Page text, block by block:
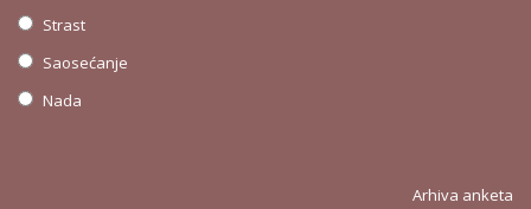
Strast
Saosećanje
Nada
Arhiva anketa